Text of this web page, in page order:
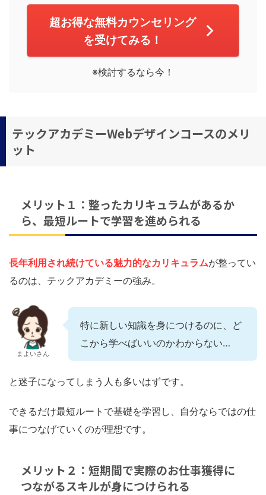
超お得な無料カウンセリング
を受けてみる！
※検討するなら今！
テックアカデミーWebデザインコースのメリ
ット
メリット１：整ったカリキュラムがあるか
ら、最短ルートで学習を進められる
長年利用され続けている魅力的なカリキュラムが整ってい
るのは、テックアカデミーの強み。
まよいさん
特に新しい知識を身につけるのに、ど
こから学べばいいのかわからない…
と迷子になってしまう人も多いはずです。
できるだけ最短ルートで基礎を学習し、自分ならではの仕
事につなげていくのが理想です。
メリット２：短期間で実際のお仕事獲得に
つながるスキルが身につけられる